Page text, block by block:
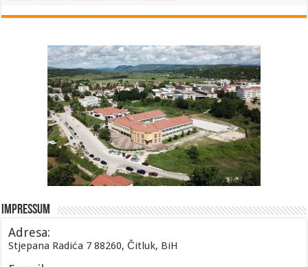
Impressum
Adresa:
Stjepana Radića 7 88260, Čitluk, BiH